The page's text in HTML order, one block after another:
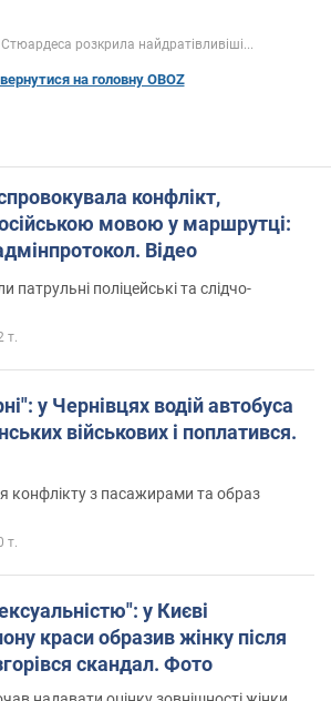
Стюардеса розкрила найдратівливіші...
на головну OBOZ
конфлікт,
мовою у маршрутці:
Відео
патрульні поліцейські та слідчо-
т.
у Чернівцях водій автобуса
військових і поплатився.
конфлікту з пасажирами та образ
т.
у Києві
краси образив жінку після
скандал. Фото